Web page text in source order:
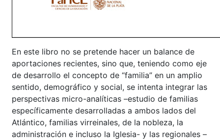
En este libro no se pretende hacer un balance de
aportaciones recientes, sino que, teniendo como eje
de desarrollo el concepto de “familia” en un amplio
sentido, demográfico y social, se intenta integrar las
perspectivas micro-analíticas –estudio de familias
específicamente desarrolladas a ambos lados del
Atlántico, familias virreinales, de la nobleza, la
administración e incluso la Iglesia- y las regionales –